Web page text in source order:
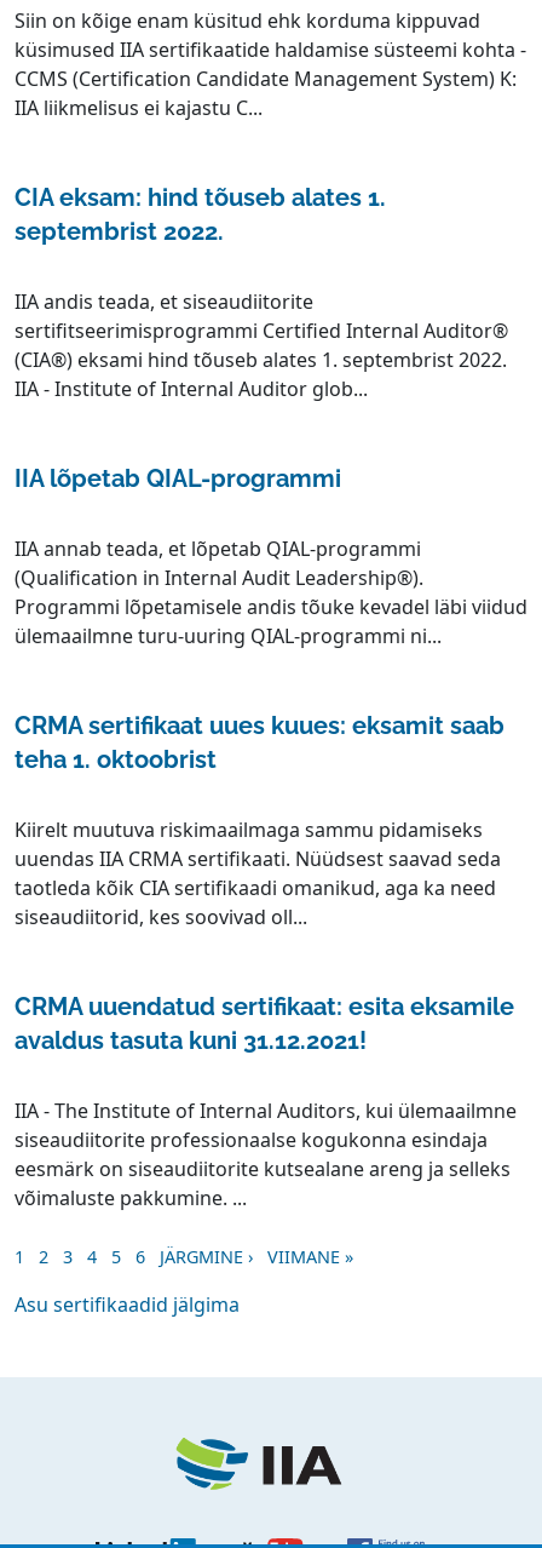
Siin on kõige enam küsitud ehk korduma kippuvad
küsimused IIA sertifikaatide haldamise süsteemi kohta -
CCMS (Certification Candidate Management System) K:
IIA liikmelisus ei kajastu C...
CIA ​​eksam: hind tõuseb alates 1.
septembrist 2022.
IIA andis teada, et siseaudiitorite
sertifitseerimisprogrammi Certified Internal Auditor®
(CIA®) ​​eksami hind tõuseb alates 1. septembrist 2022.
IIA - Institute of Internal Auditor glob...
IIA lõpetab QIAL-programmi
IIA annab teada, et lõpetab QIAL-programmi
(Qualification in Internal Audit Leadership®).
Programmi lõpetamisele andis tõuke kevadel läbi viidud
ülemaailmne turu-uuring QIAL-programmi ni...
CRMA sertifikaat uues kuues: eksamit saab
teha 1. oktoobrist
Kiirelt muutuva riskimaailmaga sammu pidamiseks
uuendas IIA CRMA sertifikaati. Nüüdsest saavad seda
taotleda kõik CIA sertifikaadi omanikud, aga ka need
siseaudiitorid, kes soovivad oll...
CRMA uuendatud sertifikaat: esita eksamile
avaldus tasuta kuni 31.12.2021!
IIA - The Institute of Internal Auditors, kui ülemaailmne
siseaudiitorite professionaalse kogukonna esindaja
eesmärk on siseaudiitorite kutsealane areng ja selleks
võimaluste pakkumine. ...
Pagination
EESOLEV LEHT
1 LEHEKÜLG
2 LEHEKÜLG
3 LEHEKÜLG
4 LEHEKÜLG
5 LEHEKÜLG
6 JÄRGMINE LEHT
JÄRGMINE › VIIMANE LEHT
VIIMANE »
Asu sertifikaadid jälgima